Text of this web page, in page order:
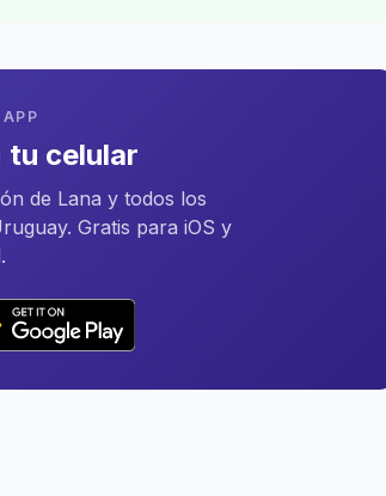
APP
tu celular
de Lana y todos los
Gratis para iOS y